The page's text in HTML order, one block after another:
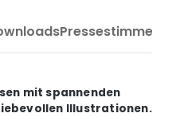
Pressestimmen
mit spannenden
Illustrationen.